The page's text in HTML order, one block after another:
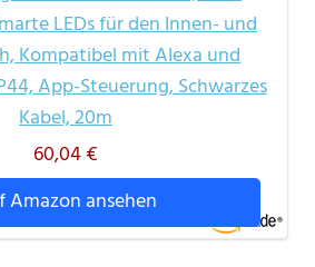
LEDs für den Innen- und
Kompatibel mit Alexa und
App-Steuerung, Schwarzes
Kabel, 20m
60,04 €
Amazon ansehen